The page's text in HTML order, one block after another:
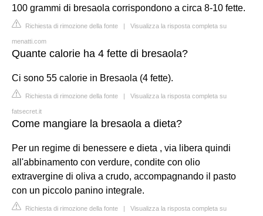
100 grammi di bresaola corrispondono a circa 8-10 fette.
Richiesta di rimozione della fonte | Visualizza la risposta completa su
menatti.com
Quante calorie ha 4 fette di bresaola?
Ci sono 55 calorie in Bresaola (4 fette).
Richiesta di rimozione della fonte | Visualizza la risposta completa su
fatsecret.it
Come mangiare la bresaola a dieta?
Per un regime di benessere e dieta , via libera quindi
all'abbinamento con verdure, condite con olio
extravergine di oliva a crudo, accompagnando il pasto
con un piccolo panino integrale.
Richiesta di rimozione della fonte | Visualizza la risposta completa su